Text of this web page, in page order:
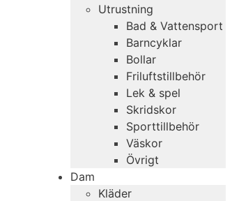
Utrustning
Bad & Vattensport
Barncyklar
Bollar
Friluftstillbehör
Lek & spel
Skridskor
Sporttillbehör
Väskor
Övrigt
Dam
Kläder